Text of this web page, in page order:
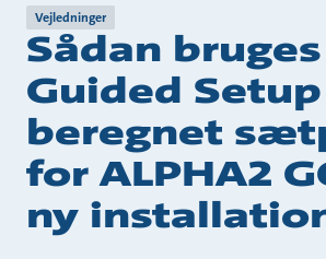
Vejledninger
Sådan bruges
Guided
beregnet
for ALPHA2
ny